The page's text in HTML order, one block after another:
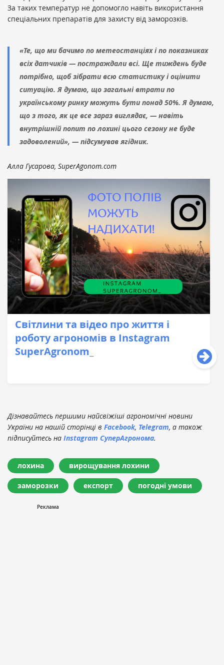
За таких температур не допомогло навіть використання
спеціальних препаратів для захисту від заморозків.
«Те, що ми бачимо по метеостанціях і по показниках
всіх датчиків — постраждали всі. Ще тиждень буде
потрібно, щоб зібрати всю статистику і оцінити
ситуацію. Я думаю, що загальні втрати по
українському ринку можуть бути понад 50%. Я думаю,
що з того, як це все зараз виглядає, — навіть
внутрішній попит по лохині цього сезону не буде
задоволений», — підсумував ягідник.
Алла Гусарова, SuperAgonom.com
Світлини та відео про життя і
роботу агрономів в Instagram
SuperAgronom_
Дізнавайтесь першими найсвіжіші агрономічні новини
України на нашій сторінці в Facebook, Telegram, а також
підписуйтесь на Instagram СуперАгронома.
лохина вирощування лохини
заморозки експорт погодні умови